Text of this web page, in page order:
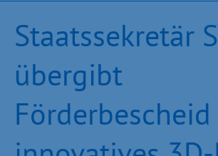
Staatssekretär
übergibt